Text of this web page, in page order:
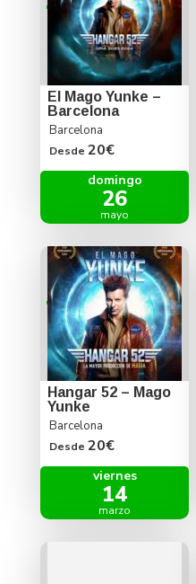
El Mago Yunke –
Barcelona
Barcelona
Desde 20€
domingo
26
mayo
Hangar 52 – Mago
Yunke
Barcelona
Desde 20€
viernes
14
marzo